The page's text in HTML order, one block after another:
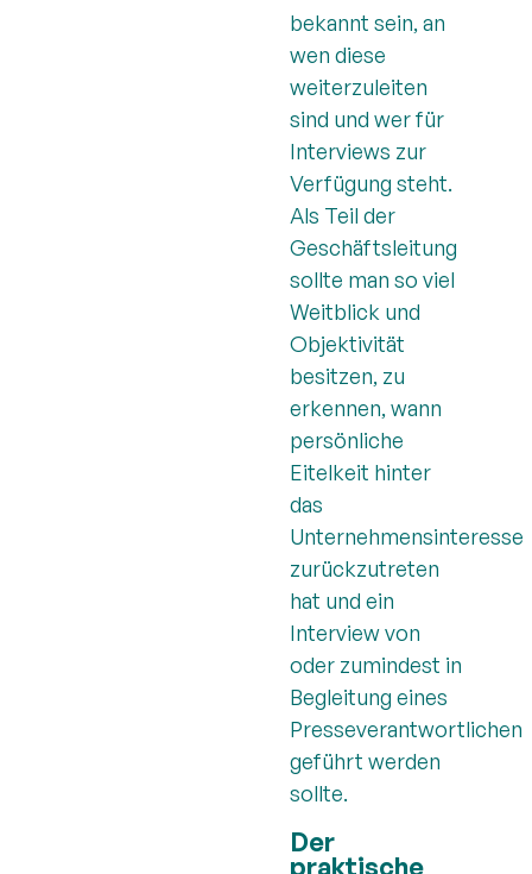
bekannt sein, an
wen diese
weiterzuleiten
sind und wer für
Interviews zur
Verfügung steht.
Als Teil der
Geschäftsleitung
sollte man so viel
Weitblick und
Objektivität
besitzen, zu
erkennen, wann
persönliche
Eitelkeit hinter
das
Unternehmensinteresse
zurückzutreten
hat und ein
Interview von
oder zumindest in
Begleitung eines
Presseverantwortlichen
geführt werden
sollte.
Der
praktische